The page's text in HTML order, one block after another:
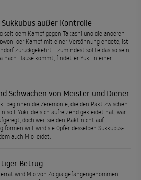
außer Kontrolle
seit dem Kampf gegen Takashi und die anderen
der Kampf mit einer Versöhnung endete, ist
zurückgekehrt... zumindest sollte das so sein,
nach Hause kommt, findet er Yuki in einer
Schwächen von Meister und Diener
beginnen die Zeremonie, die den Pakt zwischen
soll. Yuki, die sich aufreizend gekleidet hat, war
doch weil sie den Pakt nicht auf
formen will, wird sie Opfer desselben Sukkubus-
auch Mio leidet.
Betrug
wird Mio von Zolgia gefangengenommen.